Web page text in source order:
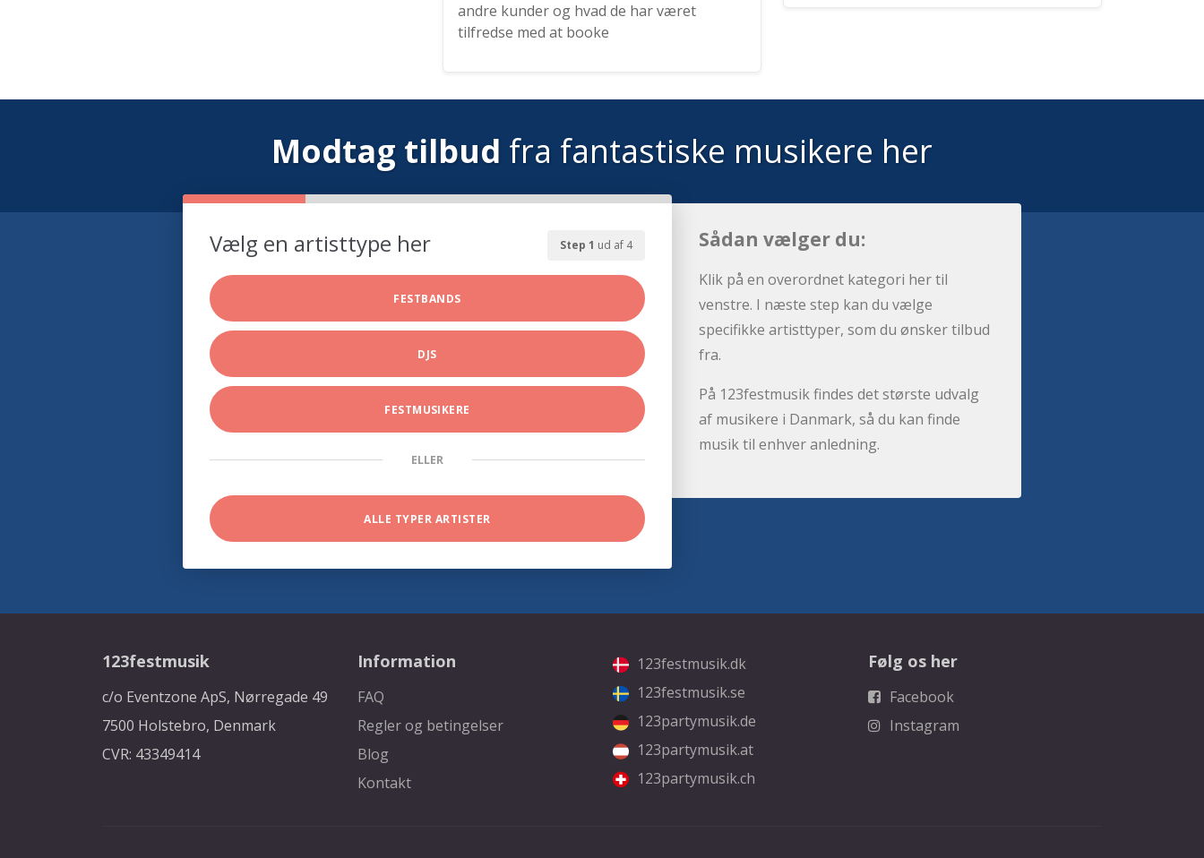
andre kunder og hvad de har været
tilfredse med at booke
Modtag tilbud fra fantastiske musikere her
Step 1 ud af 4
Vælg en artisttype her
FESTBANDS
DJS
FESTMUSIKERE
ELLER
ALLE TYPER ARTISTER
Sådan vælger du:
Klik på en overordnet kategori her til
venstre. I næste step kan du vælge
specifikke artisttyper, som du ønsker tilbud
fra.
På 123festmusik findes det største udvalg
af musikere i Danmark, så du kan finde
musik til enhver anledning.
123festmusik
c/o Eventzone ApS, Nørregade 49
7500 Holstebro, Denmark
CVR: 43349414
Information
FAQ
Regler og betingelser
Blog
Kontakt
123festmusik.dk
123festmusik.se
123partymusik.de
123partymusik.at
123partymusik.ch
Følg os her
Facebook
Instagram